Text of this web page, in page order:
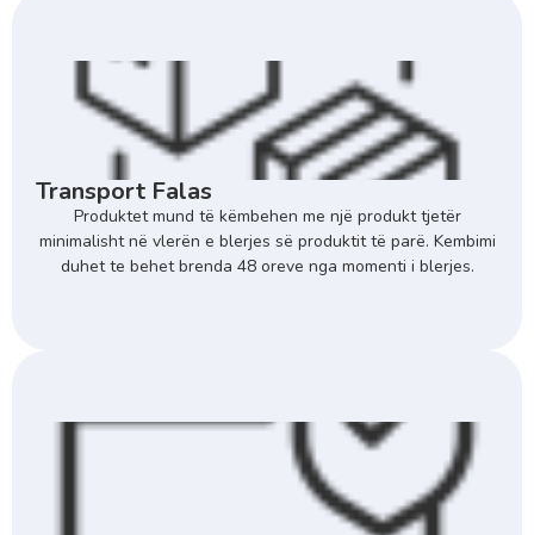
Transport Falas
Produktet mund të këmbehen me një produkt tjetër
minimalisht në vlerën e blerjes së produktit të parë. Kembimi
duhet te behet brenda 48 oreve nga momenti i blerjes.